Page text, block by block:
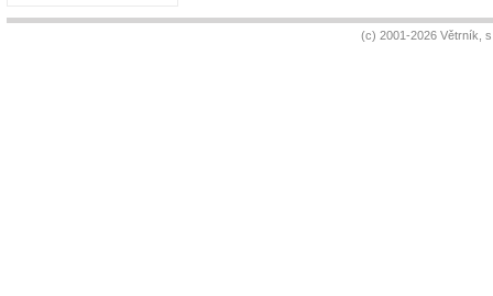
(c) 2001-2026 Větrník,